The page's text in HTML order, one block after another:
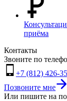
приёма
Контакты
Звоните по
+7 (812) 426-
Позвоните мне
Или пишите на